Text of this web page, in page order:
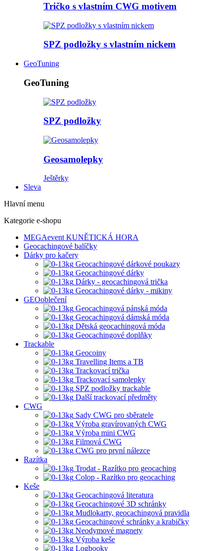
Tričko s vlastním CWG motivem
SPZ podložky s vlastním nickem
GeoTuning
GeoTuning
SPZ podložky
Geosamolepky
Ještěrky
Sleva
Hlavní menu
Kategorie e-shopu
MEGAevent KUNĚTICKÁ HORA
Geocachingové balíčky
Dárky pro kačery
Geocachingové dárkové poukazy
Geocachingové dárky
Dárky - geocachingová trička
Geocachingové dárky - mikiny
GEOoblečení
Geocachingová pánská móda
Geocachingová dámská móda
Dětská geocachingová móda
Geocachingové doplňky
Trackable
Geocoiny
Travelling Items a TB
Trackovací trička
Trackovací samolepky
SPZ podložky trackable
Další trackovací předměty
CWG
Sady CWG pro sběratele
Výroba gravírovaných CWG
Výroba mini CWG
Filmová CWG
CWG pro první nálezce
Razítka
Trodat - Razítko pro geocaching
Colop - Razítko pro geocaching
Keše
Geocachingová literatura
Geocachingové 3D schránky
Mudlokarty, geocachingová pravidla
Geocachingové schránky a krabičky
Neodymové magnety
Výroba keše
Logbooky